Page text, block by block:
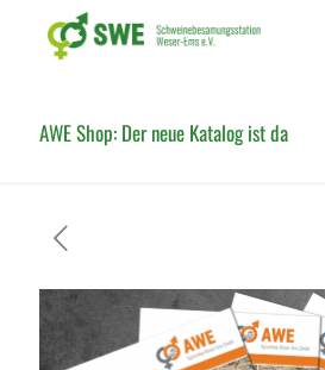
AWE Shop: Der neue Katalog ist da